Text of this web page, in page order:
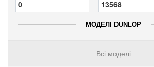
МОДЕЛІ DUNLOP
Всі моделі